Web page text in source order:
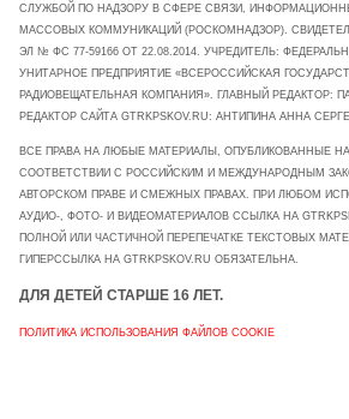
СЛУЖБОЙ ПО НАДЗОРУ В СФЕРЕ СВЯЗИ,
МАССОВЫХ КОММУНИКАЦИЙ (РОСКОМНАДЗОР).
ЭЛ № ФС 77-59166 ОТ 22.08.2014. УЧРЕДИТЕЛЬ:
УНИТАРНОЕ ПРЕДПРИЯТИЕ «ВСЕРОССИЙСКАЯ
РАДИОВЕЩАТЕЛЬНАЯ КОМПАНИЯ». ГЛАВНЫЙ РЕДАКТОР:
РЕДАКТОР САЙТА GTRKPSKOV.RU: АНТИПИНА АННА
ВСЕ ПРАВА НА ЛЮБЫЕ МАТЕРИАЛЫ, ОПУБЛИКОВАННЫЕ
СООТВЕТСТВИИ С РОССИЙСКИМ И МЕЖДУНАРОДНЫМ
АВТОРСКОМ ПРАВЕ И СМЕЖНЫХ ПРАВАХ. ПРИ ЛЮБОМ
АУДИО-, ФОТО- И ВИДЕОМАТЕРИАЛОВ ССЫЛКА НА
ПОЛНОЙ ИЛИ ЧАСТИЧНОЙ ПЕРЕПЕЧАТКЕ ТЕКСТОВЫХ
ГИПЕРССЫЛКА НА GTRKPSKOV.RU ОБЯЗАТЕЛЬНА.
ДЛЯ ДЕТЕЙ СТАРШЕ 16 ЛЕТ.
ПОЛИТИКА ИСПОЛЬЗОВАНИЯ ФАЙЛОВ COOKIE